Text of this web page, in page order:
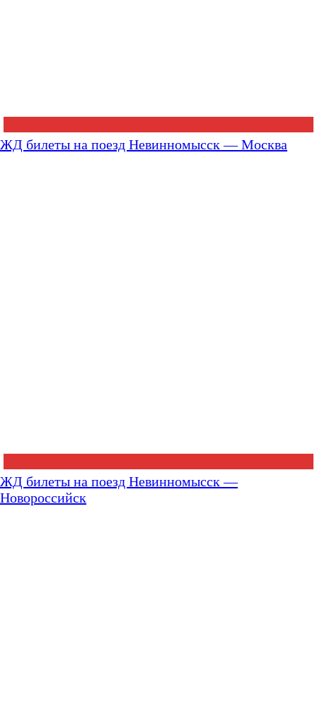
ЖД билеты на поезд Невинномысск — Москва
ЖД билеты на поезд Невинномысск —
Новороссийск